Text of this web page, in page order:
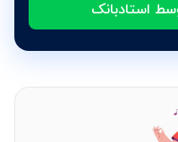
استادبانک